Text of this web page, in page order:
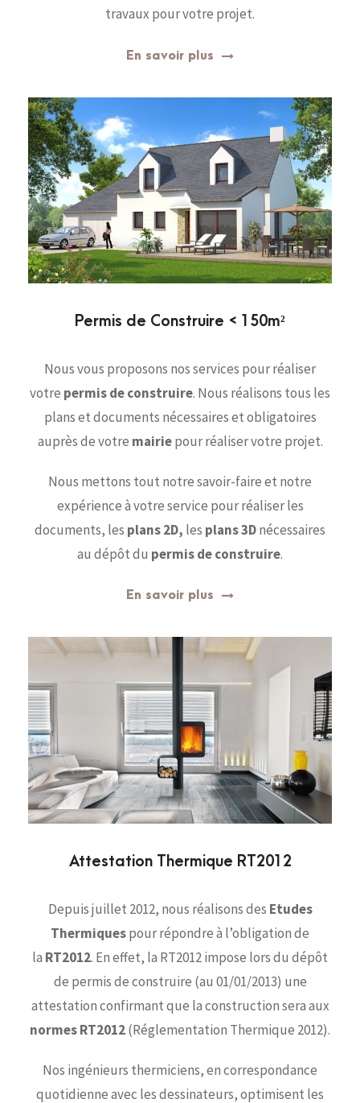
travaux pour votre projet.
En savoir plus
Permis de Construire < 150m²
Nous vous proposons nos services pour réaliser
votre permis de construire. Nous réalisons tous les
plans et documents nécessaires et obligatoires
auprès de votre mairiepour réaliser votre projet.
Nous mettons tout notre savoir-faire et notre
expérience à votre service pour réaliser les
documents, les plans 2D, les plans 3Dnécessaires
au dépôt du permis de construire.
En savoir plus
Attestation Thermique RT2012
Depuis juillet 2012, nous réalisons des Etudes
Thermiquespour répondre à l’obligation de
la RT2012. En effet, la RT2012 impose lors du dépôt
de permis de construire (au 01/01/2013) une
attestation confirmant que la construction sera aux
normes RT2012(Réglementation Thermique 2012).
Nos ingénieurs thermiciens, en correspondance
quotidienne avec les dessinateurs, optimisent les